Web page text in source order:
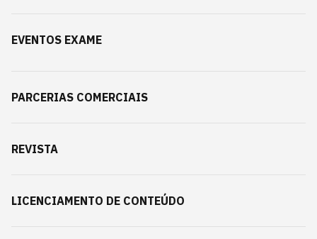
EVENTOS EXAME
PARCERIAS COMERCIAIS
REVISTA
LICENCIAMENTO DE CONTEÚDO